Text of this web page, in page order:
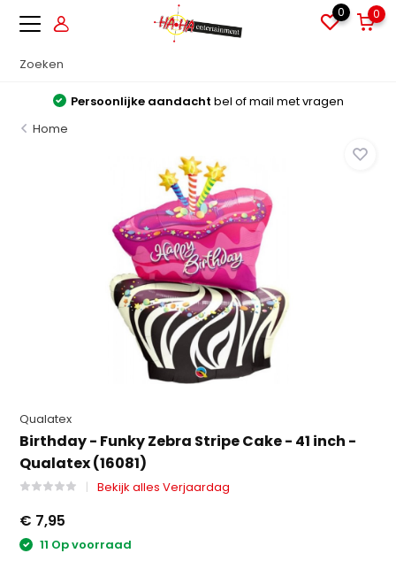
0 0
Persoonlijke aandacht bel of mail met vragen
Home
Qualatex
Birthday - Funky Zebra Stripe Cake - 41 inch -
Qualatex (16081)
Bekijk alles Verjaardag
€ 7,95
11 Op voorraad